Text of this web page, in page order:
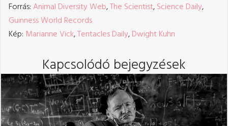
Forrás:Animal Diversity Web,The Scientist,Science Daily,
Guinness World Records
Kép: Marianne Vick,Tentacles Daily,Dwight Kuhn
Kapcsolódó bejegyzések